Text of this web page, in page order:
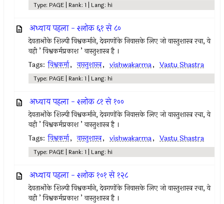
Type: PAGE | Rank: 1 | Lang: hi
अध्याय पहला - श्लोक ६१ से ८०
देवताओंके शिल्पी विश्वकर्माने, देवगणोंके निवासके लिए जो वास्तुशास्त्र रचा, ये
वही ’ विश्वकर्मप्रकाश ’ वास्तुशास्त्र है ।
Tags: विश्वकर्मा, वास्तुशास्त्र, vishwakarma, Vastu Shastra
Type: PAGE | Rank: 1 | Lang: hi
अध्याय पहला - श्लोक ८१ से १००
देवताओंके शिल्पी विश्वकर्माने, देवगणोंके निवासके लिए जो वास्तुशास्त्र रचा, ये
वही ’ विश्वकर्मप्रकाश ’ वास्तुशास्त्र है ।
Tags: विश्वकर्मा, वास्तुशास्त्र, vishwakarma, Vastu Shastra
Type: PAGE | Rank: 1 | Lang: hi
अध्याय पहला - श्लोक १०१ से १२८
देवताओंके शिल्पी विश्वकर्माने, देवगणोंके निवासके लिए जो वास्तुशास्त्र रचा, ये
वही ’ विश्वकर्मप्रकाश ’ वास्तुशास्त्र है ।